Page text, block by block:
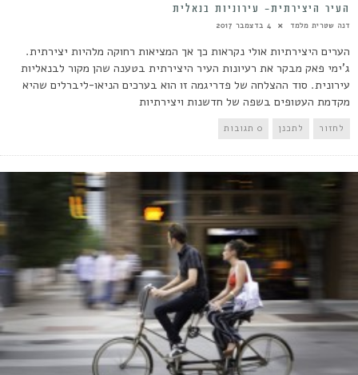
העיר היצירתית- עירוניות בנאלית
דנה שטרית מלמד 4 בדצמבר 2017
הערים היצירתיות אולי נקראות כך אך המציאות רחוקה מלהיות יצירתית.
ג'ימי פאק מבקר את רעיונות העיר היצירתית בטענה שהן מקור לבנאליות
עירונית. סוד ההצלחה של פדריגמה זו הוא בערכים הניאו-ליברלים שהיא
מקדמת העטופים בשפה של חדשנות ויצירתיות
לחזור לתכנן 0 תגובות